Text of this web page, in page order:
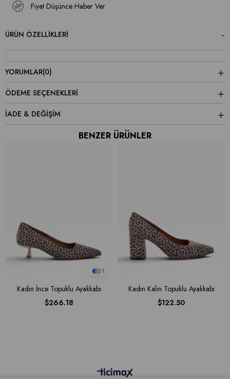
Fiyat Düşünce Haber Ver
ÜRÜN ÖZELLIKLERI
YORUMLAR(0)
ÖDEME SEÇENEKLERI
İADE & DEĞİŞİM
BENZER ÜRÜNLER
1
Kadın İnce Topuklu Ayakkabı
$266.18
Kadın Kalın Topuklu Ayakkabı
$122.50